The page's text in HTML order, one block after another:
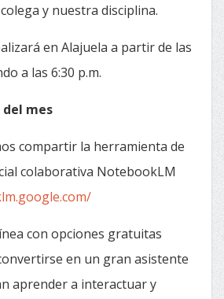
y nuestra disciplina.
en Alajuela a partir de las
a las 6:30 p.m.
del mes
compartir la herramienta de
colaborativa NotebookLM
con opciones gratuitas
en un gran asistente
aprender a interactuar y